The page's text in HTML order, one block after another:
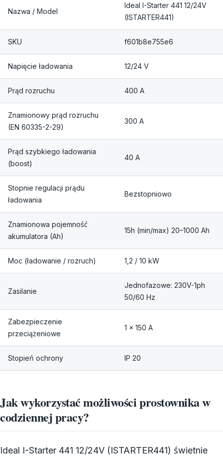
Nazwa / Model
Ideal I-Starter 441 12/24V
(ISTARTER441)
SKU f601b8e755e6
Napięcie ładowania 12/24 V
Prąd rozruchu 400 A
Znamionowy prąd rozruchu
(EN 60335-2-29)
300 A
Prąd szybkiego ładowania
(boost)
40 A
Stopnie regulacji prądu
ładowania
Bezstopniowo
Znamionowa pojemność
akumulatora (Ah)
15h (min/max) 20–1000 Ah
Moc (ładowanie / rozruch) 1,2 / 10 kW
Zasilanie
Jednofazowe: 230V-1ph
50/60 Hz
Zabezpieczenie
przeciążeniowe
1 x 150 A
Stopień ochrony IP 20
Jak wykorzystać możliwości prostownika w
codziennej pracy?
Ideal I-Starter 441 12/24V (ISTARTER441) świetnie